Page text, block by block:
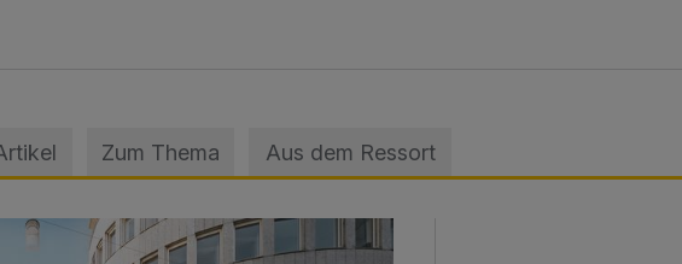
Zum Thema Aus dem Ressort